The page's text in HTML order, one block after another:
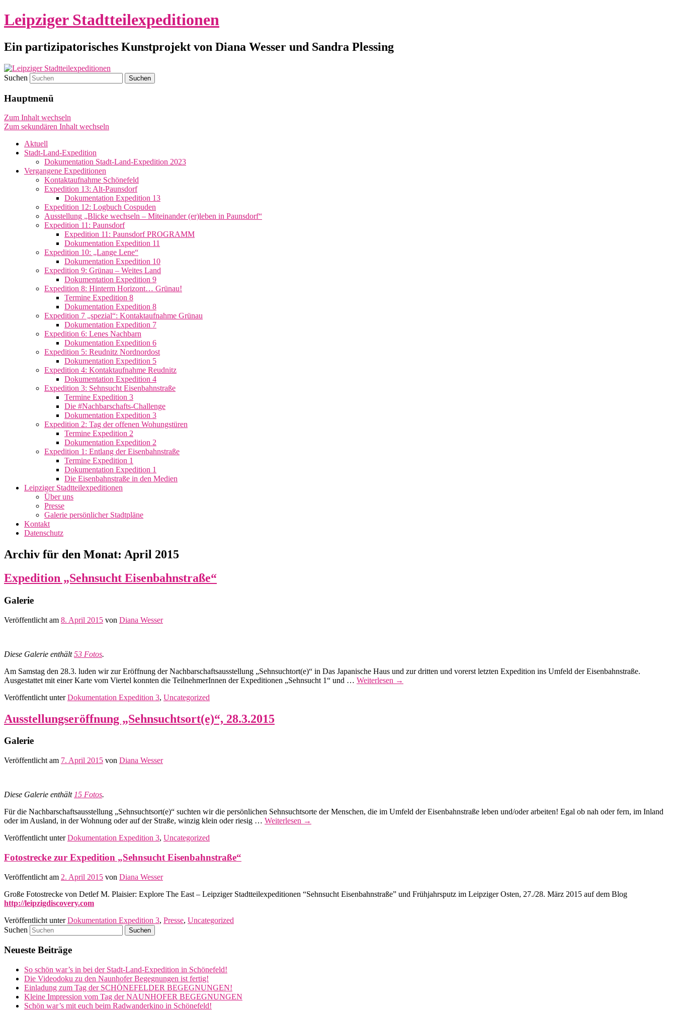
Leipziger Stadtteilexpeditionen
Ein partizipatorisches Kunstprojekt von Diana Wesser und Sandra Plessing
Suchen
Hauptmenü
Zum Inhalt wechseln
Zum sekundären Inhalt wechseln
Aktuell
Stadt-Land-Expedition
Dokumentation Stadt-Land-Expedition 2023
Vergangene Expeditionen
Kontaktaufnahme Schönefeld
Expedition 13: Alt-Paunsdorf
Dokumentation Expedition 13
Expedition 12: Logbuch Cospuden
Ausstellung „Blicke wechseln – Miteinander (er)leben in Paunsdorf“
Expedition 11: Paunsdorf
Expedition 11: Paunsdorf PROGRAMM
Dokumentation Expedition 11
Expedition 10: „Lange Lene“
Dokumentation Expedition 10
Expedition 9: Grünau – Weites Land
Dokumentation Expedition 9
Expedition 8: Hinterm Horizont… Grünau!
Termine Expedition 8
Dokumentation Expedition 8
Expedition 7 „spezial“: Kontaktaufnahme Grünau
Dokumentation Expedition 7
Expedition 6: Lenes Nachbarn
Dokumentation Expedition 6
Expedition 5: Reudnitz Nordnordost
Dokumentation Expedition 5
Expedition 4: Kontaktaufnahme Reudnitz
Dokumentation Expedition 4
Expedition 3: Sehnsucht Eisenbahnstraße
Termine Expedition 3
Die #Nachbarschafts-Challenge
Dokumentation Expedition 3
Expedition 2: Tag der offenen Wohungstüren
Termine Expedition 2
Dokumentation Expedition 2
Expedition 1: Entlang der Eisenbahnstraße
Termine Expedition 1
Dokumentation Expedition 1
Die Eisenbahnstraße in den Medien
Leipziger Stadtteilexpeditionen
Über uns
Presse
Galerie persönlicher Stadtpläne
Kontakt
Datenschutz
Archiv für den Monat: April 2015
Expedition „Sehnsucht Eisenbahnstraße“
Galerie
Veröffentlicht am 8. April 2015 von Diana Wesser
Diese Galerie enthält53 Fotos.
Am Samstag den 28.3. luden wir zur Eröffnung der Nachbarschaftsausstellung „Sehnsuchtort(e)“ in Das Japanische Haus und zur dritten und vorerst letzten Expedition ins Umfeld der Eisenbahnstraße.
Ausgestattet mit einer Karte vom Viertel konnten die TeilnehmerInnen der Expeditionen „Sehnsucht 1“ und … Weiterlesen →
Veröffentlicht unter Dokumentation Expedition 3, Uncategorized
Ausstellungseröffnung „Sehnsuchtsort(e)“, 28.3.2015
Galerie
Veröffentlicht am 7. April 2015 von Diana Wesser
Diese Galerie enthält 15 Fotos.
Für die Nachbarschaftsausstellung „Sehnsuchtsort(e)“ suchten wir die persönlichen Sehnsuchtsorte der Menschen, die im Umfeld der Eisenbahnstraße leben und/oder arbeiten! Egal ob nah oder fern, im Inland
oder im Ausland, in der Wohnung oder auf der Straße, winzig klein oder riesig … Weiterlesen →
Veröffentlicht unter Dokumentation Expedition 3, Uncategorized
Fotostrecke zur Expedition „Sehnsucht Eisenbahnstraße“
Veröffentlicht am 2. April 2015 von Diana Wesser
Große Fotostrecke von Detlef M. Plaisier: Explore The East – Leipziger Stadtteilexpeditionen “Sehnsucht Eisenbahnstraße” und Frühjahrsputz im Leipziger Osten, 27./28. März 2015 auf dem Blog
http://leipzigdiscovery.com
Veröffentlicht unter Dokumentation Expedition 3, Presse, Uncategorized
Suchen
Neueste Beiträge
So schön war’s in bei der Stadt-Land-Expedition in Schönefeld!
Die Videodoku zu den Naunhofer Begegnungen ist fertig!
Einladung zum Tag der SCHÖNEFELDER BEGEGNUNGEN!
Kleine Impression vom Tag der NAUNHOFER BEGEGNUNGEN
Schön war’s mit euch beim Radwanderkino in Schönefeld!